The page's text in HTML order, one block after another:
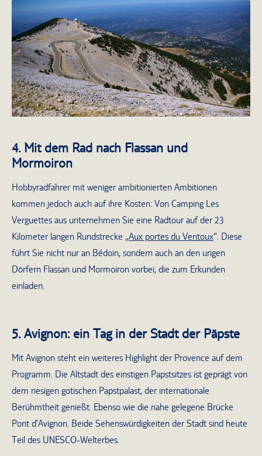
Blick vom Mont Ventoux
4. Mit dem Rad nach Flassan und
Mormoiron
Hobbyradfahrer mit weniger ambitionierten Ambitionen
kommen jedoch auch auf ihre Kosten: Von Camping Les
Verguettes aus unternehmen Sie eine Radtour auf der 23
Kilometer langen Rundstrecke „Aux portes du Ventoux“. Diese
führt Sie nicht nur an Bédoin, sondern auch an den urigen
Dörfern Flassan und Mormoiron vorbei, die zum Erkunden
einladen.
5. Avignon: ein Tag in der Stadt der Päpste
Mit Avignon steht ein weiteres Highlight der Provence auf dem
Programm. Die Altstadt des einstigen Papstsitzes ist geprägt von
dem riesigen gotischen Papstpalast, der internationale
Berühmtheit genießt. Ebenso wie die nahe gelegene Brücke
Pont d’Avignon. Beide Sehenswürdigkeiten der Stadt sind heute
Teil des UNESCO-Welterbes.